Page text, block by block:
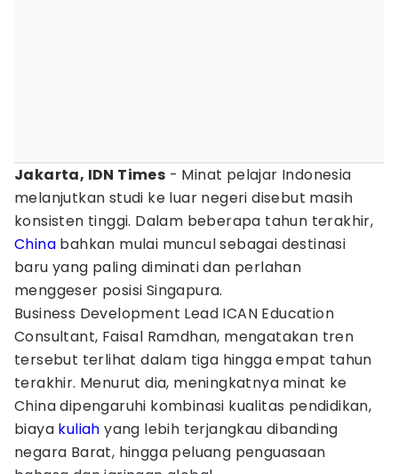
Jakarta, IDN Times - Minat pelajar Indonesia
melanjutkan studi ke luar negeri disebut masih
konsisten tinggi. Dalam beberapa tahun terakhir,
China bahkan mulai muncul sebagai destinasi
baru yang paling diminati dan perlahan
menggeser posisi Singapura.
Business Development Lead ICAN Education
Consultant, Faisal Ramdhan, mengatakan tren
tersebut terlihat dalam tiga hingga empat tahun
terakhir. Menurut dia, meningkatnya minat ke
China dipengaruhi kombinasi kualitas pendidikan,
biaya kuliah yang lebih terjangkau dibanding
negara Barat, hingga peluang penguasaan